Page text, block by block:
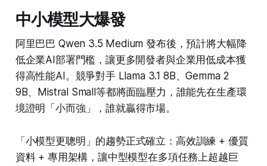
中小模型大爆發
阿里巴巴 Qwen 3.5 Medium 發布後，預計將大幅降
低企業AI部署門檻，讓更多開發者與企業用低成本獲
得高性能AI。競爭對手 Llama 3.1 8B、Gemma 2
9B、Mistral Small等都將面臨壓力，誰能先在生產環
境證明「小而強」，誰就贏得市場。
「小模型更聰明」的趨勢正式確立：高效訓練 + 優質
資料 + 專用架構，讓中型模型在多項任務上超越巨